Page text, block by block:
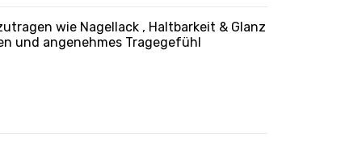
wie Nagellack , Haltbarkeit & Glanz
und angenehmes Tragegefühl